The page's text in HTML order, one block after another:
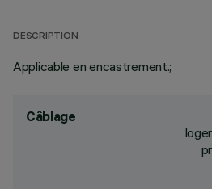
DESCRIPTION
Applicable en encastrement.;
Câblage